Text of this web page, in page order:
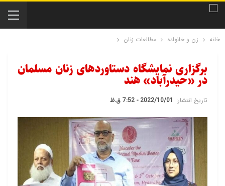
خانه زن و خانواده مطالعات زنان
برگزاری نمایشگاه دستاوردهای زنان مسلمان
در «حیدرآباد» هند
تاریخ انتشار: 2022/10/01 - 7:52 ق.ظ